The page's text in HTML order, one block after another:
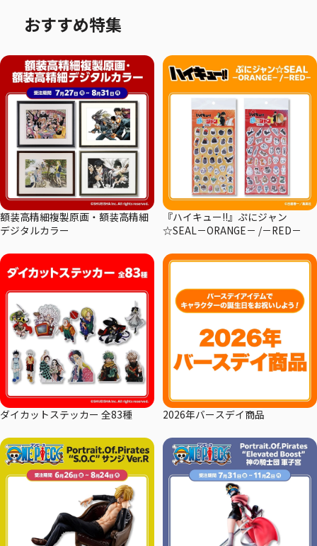
おすすめ特集
額装高精細複製原画・額装高精細
デジタルカラー
『ハイキュー!!』ぷにジャン
☆SEAL－ORANGE－ /－RED－
ダイカットステッカー 全83種 2026年バースデイ商品